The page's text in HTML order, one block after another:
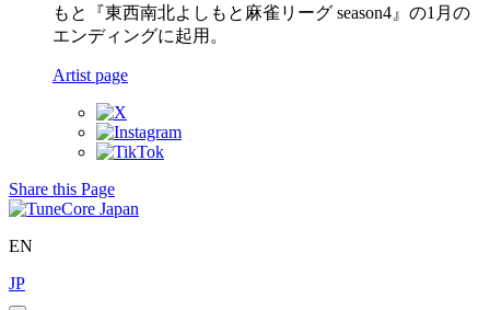
もと『東西南北よしもと麻雀リーグ season4』の1月の
エンディングに起用。
Artist page
Share this Page
EN
JP